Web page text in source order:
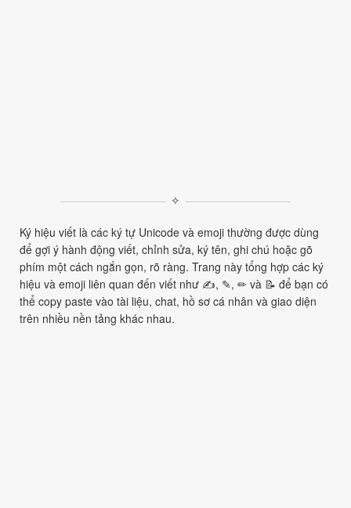
✧
Ký hiệu viết là các ký tự Unicode và emoji thường được dùng
để gợi ý hành động viết, chỉnh sửa, ký tên, ghi chú hoặc gõ
phím một cách ngắn gọn, rõ ràng. Trang này tổng hợp các ký
hiệu và emoji liên quan đến viết như ✍, ✎, ✏ và 📝 để bạn có
thể copy paste vào tài liệu, chat, hồ sơ cá nhân và giao diện
trên nhiều nền tảng khác nhau.